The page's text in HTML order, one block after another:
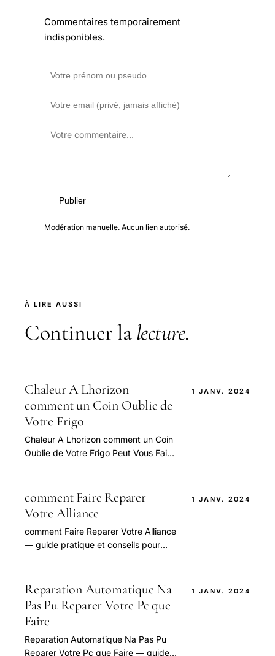
Commentaires temporairement
indisponibles.
Publier
Modération manuelle. Aucun lien autorisé.
À LIRE AUSSI
Continuer la lecture.
Chaleur A Lhorizon
comment un Coin Oublie de
Votre Frigo
Chaleur A Lhorizon comment un Coin
Oublie de Votre Frigo Peut Vous Faire
1 JANV. 2024
comment Faire Reparer
Votre Alliance
comment Faire Reparer Votre Alliance
— guide pratique et conseils pour
1 JANV. 2024
Reparation Automatique Na
Pas Pu Reparer Votre Pc que
Faire
Reparation Automatique Na Pas Pu
Reparer Votre Pc que Faire — guide
1 JANV. 2024